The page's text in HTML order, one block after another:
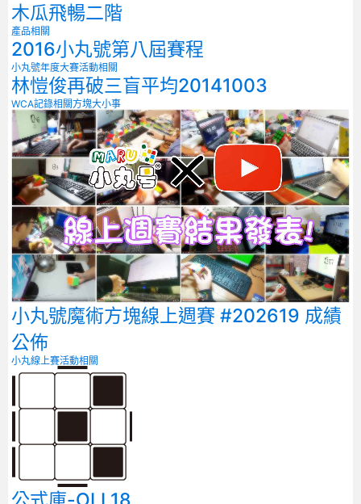
木瓜飛暢二階
產品相關
2016小丸號第八屆賽程
小丸號年度大賽活動相關
林愷俊再破三盲平均20141003
WCA記錄相關方塊大小事
小丸號魔術方塊線上週賽 #202619 成績
公佈
小丸線上賽活動相關